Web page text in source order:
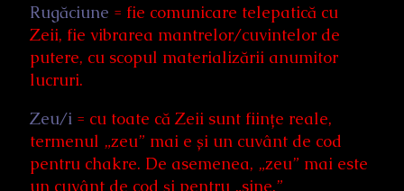
Rugăciune = fie comunicare telepatică cu
Zeii, fie vibrarea mantrelor/cuvintelor de
putere, cu scopul materializării anumitor
lucruri.
Zeu/i = cu toate că Zeii sunt ființe reale,
termenul „zeu” mai e și un cuvânt de cod
pentru chakre. De asemenea, „zeu” mai este
un cuvânt de cod și pentru „sine.”